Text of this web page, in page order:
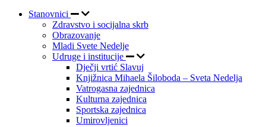
Stanovnici
Zdravstvo i socijalna skrb
Obrazovanje
Mladi Svete Nedelje
Udruge i institucije
Dječji vrtić Slavuj
Knjižnica Mihaela Šiloboda – Sveta Nedelja
Vatrogasna zajednica
Kulturna zajednica
Sportska zajednica
Umirovljenici